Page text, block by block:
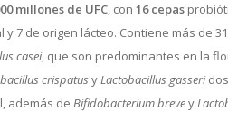
millones de UFC, con 16 cepas
7 de origen lácteo. Contiene más de
casei, que son predominantes en la
crispatus yLactobacillus gasseri
además de Bifidobacterium brevey